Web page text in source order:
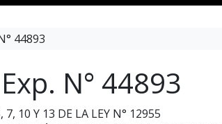
44893
N° 44893
7, 10 Y 13 DE LA LEY N° 12955